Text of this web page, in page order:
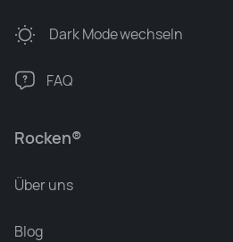
Rocken®
Über uns
Blog
Dark Modewechseln
FAQ